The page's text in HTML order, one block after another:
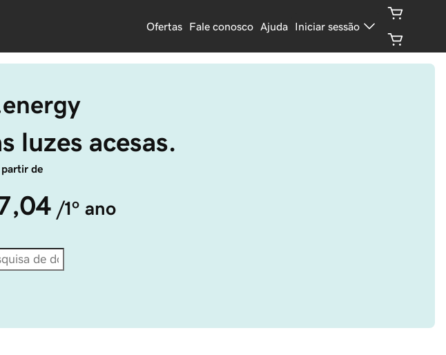
Ofertas Fale conosco Ajuda Iniciar sessão
luzes acesas.
de
/1º ano